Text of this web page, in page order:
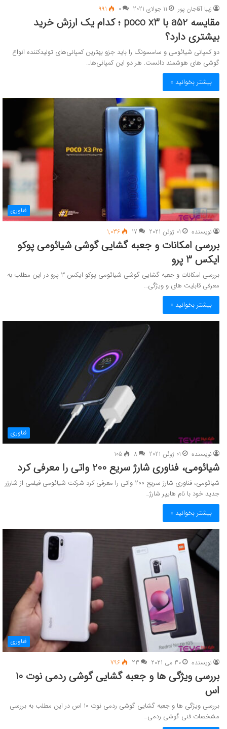
زیبا آقاجان پور 11 جولای 2021 0
991
مقایسه a52 با poco x3 ؛ کدام ‌یک ارزش خرید
بیشتری دارد؟
دو کمپانی شیائومی و سامسونگ را باید جزو بهترین کمپانی‌های تولیدکننده انواع
گوشی های هوشمند دانست. هر دو این کمپانی‌ها…
بیشتر بخوانید »
فناوری
نویسنده 01 ژوئن 2021 17
1,036
بررسی امکانات و جعبه گشایی گوشی شیائومی پوکو
ایکس 3 پرو
بررسی امکانات و جعبه گشایی گوشی شیائومی پوکو ایکس 3 پرو در این مطلب به
معرفی قابلیت های و ویژگی…
بیشتر بخوانید »
فناوری
نویسنده 01 ژوئن 2021 8
105
شیائومی، فناوری شارژ سریع 200 واتی را معرفی کرد
شیائومی، فناوری شارژ سریع 200 واتی را معرفی کرد شرکت شیائومی فیلمی از شارژر
جدید خود با نام هایپر شارژ…
بیشتر بخوانید »
فناوری
نویسنده 30 می 2021 23
796
بررسی ویژگی ها و جعبه گشایی گوشی ردمی نوت 10
اس
بررسی ویژگی ها و جعبه گشایی گوشی ردمی نوت 10 اس در این مطلب به بررسی
مشخصات فنی گوشی ردمی…